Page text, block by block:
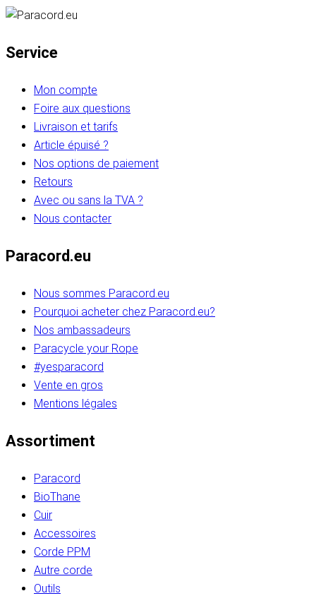
Service
Mon compte
Foire aux questions
Livraison et tarifs
Article épuisé ?
Nos options de paiement
Retours
Avec ou sans la TVA ?
Nous contacter
Paracord.eu
Nous sommes Paracord.eu
Pourquoi acheter chez Paracord.eu?
Nos ambassadeurs
Paracycle your Rope
#yesparacord
Vente en gros
Mentions légales
Assortiment
Paracord
BioThane
Cuir
Accessoires
Corde PPM
Autre corde
Outils